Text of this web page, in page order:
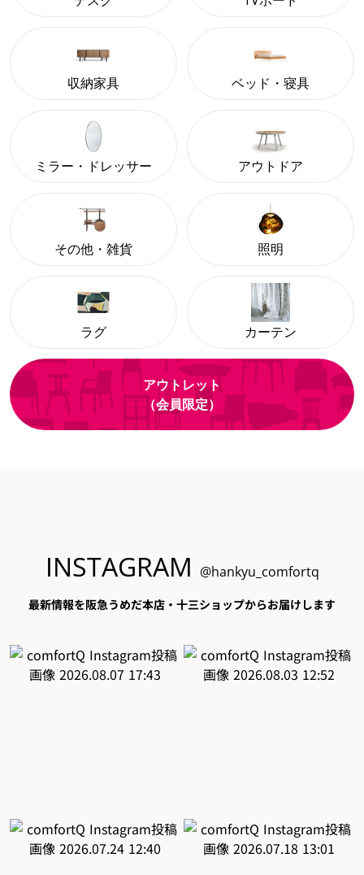
収納家具 ベッド・寝具
ミラー・ドレッサー アウトドア
その他・雑貨 照明
ラグ カーテン
アウトレット
（会員限定）
INSTAGRAM @hankyu_comfortq
最新情報を阪急うめだ本店・十三ショップからお届けします